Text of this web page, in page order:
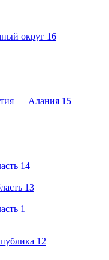
округ 16
— Алания 15
14
13
1
12